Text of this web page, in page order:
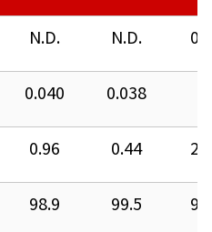
N.D. N.D.
0.040 0.038
0.96 0.44
98.9 99.5